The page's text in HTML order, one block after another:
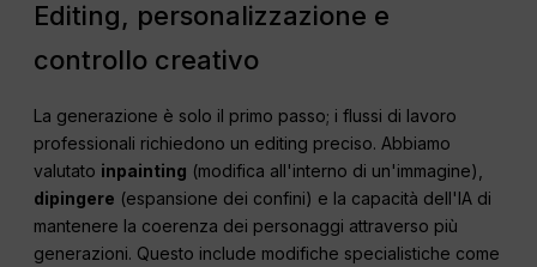
Editing, personalizzazione e
controllo creativo
La generazione è solo il primo passo; i flussi di lavoro
professionali richiedono un editing preciso. Abbiamo
valutato inpainting (modifica all'interno di un'immagine),
dipingere (espansione dei confini) e la capacità dell'IA di
mantenere la coerenza dei personaggi attraverso più
generazioni. Questo include modifiche specialistiche come